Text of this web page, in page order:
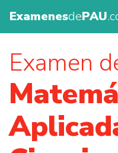
ExamenesdePAU
Examen